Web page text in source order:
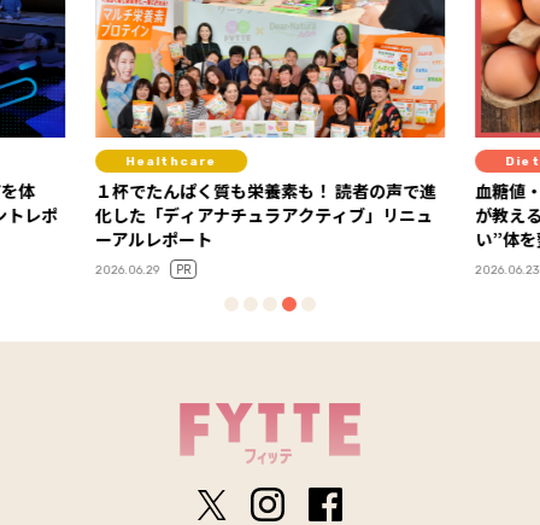
で進
ニュ
Diet
血糖値・栄養・満足度がカギ！ 糖尿病専門医
が教える、“血糖値安定×健康コスパが高
い”体を整える食材の選び方
2026.06.23
迷い、
語る「
2025.11.14